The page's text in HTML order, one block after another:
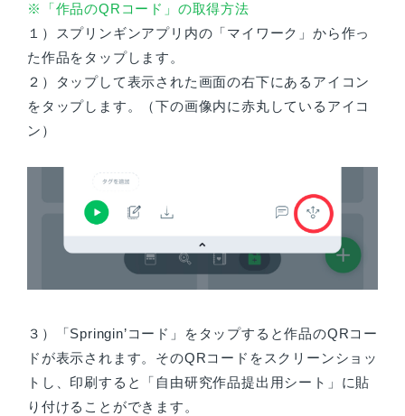
※「作品のQRコード」の取得方法
１）スプリンギンアプリ内の「マイワーク」から作っ
た作品をタップします。
２）タップして表示された画面の右下にあるアイコン
をタップします。（下の画像内に赤丸しているアイコ
ン）
３）「Springin’コード」をタップすると作品のQRコー
ドが表示されます。そのQRコードをスクリーンショッ
トし、印刷すると「自由研究作品提出用シート」に貼
り付けることができます。